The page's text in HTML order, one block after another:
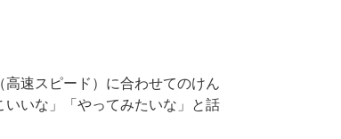
速スピード）に合わせてのけん
いな」「やってみたいな」と話